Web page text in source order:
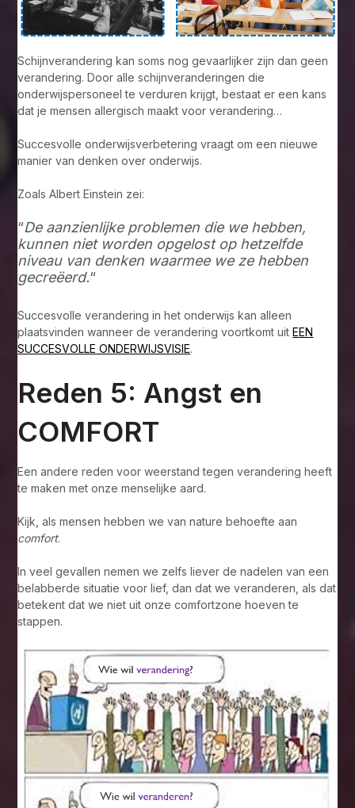
Schijnverandering kan soms nog gevaarlijker zijn dan geen
verandering. Door alle schijnveranderingen die
onderwijspersoneel te verduren krijgt, bestaat er een kans
dat je mensen allergisch maakt voor verandering…
Succesvolle onderwijsverbetering vraagt om een nieuwe
manier van denken over onderwijs.
Zoals Albert Einstein zei:
“De aanzienlijke problemen die we hebben,
kunnen niet worden opgelost op hetzelfde
niveau van denken waarmee we ze hebben
gecreëerd.“
Succesvolle verandering in het onderwijs kan alleen
plaatsvinden wanneer de verandering voortkomt uitEEN
SUCCESVOLLE ONDERWIJSVISIE.
Reden 5: Angst en
COMFORT
Een andere reden voor weerstand tegen verandering heeft
te maken met onze menselijke aard.
Kijk, als mensen hebben we van nature behoefte aan
comfort.
In veel gevallen nemen we zelfs liever de nadelen van een
belabberde situatie voor lief, dan dat we veranderen, als dat
betekent dat we niet uit onze comfortzone hoeven te
stappen.